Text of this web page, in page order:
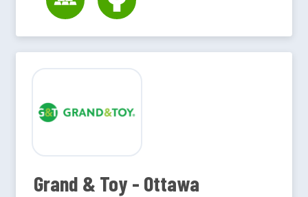
Grand & Toy - Ottawa